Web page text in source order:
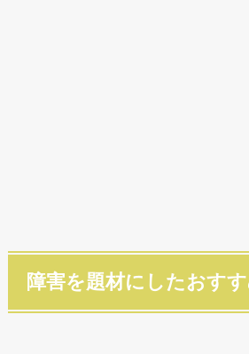
障害を題材にしたおす